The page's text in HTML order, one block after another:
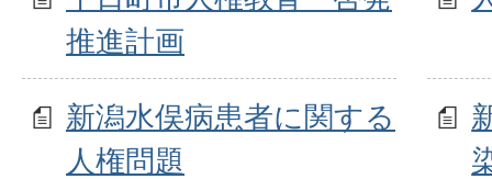
推進計画
新潟水俣病患者に関する
人権問題